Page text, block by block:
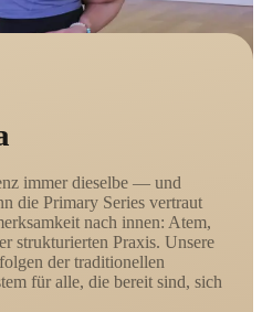
immer dieselbe — und
die Primary Series vertraut
nach innen: Atem,
strukturierten Praxis. Unsere
der traditionellen
für alle, die bereit sind, sich